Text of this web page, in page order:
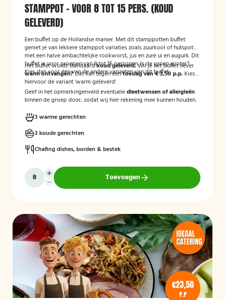
STAMPPOT - VOOR 8 TOT 15 PERS. (KOUD
GELEVERD)
Een buffet op de Hollandse manier. Met dit stamppotten buffet
geniet je van lekkere stamppot variaties zoals zuurkool of hutspot
met een halve ambachtelijke rookworst, jus en zure ui en augurk. Dit
buffet is voor groepen van 8 tot 15 personen. Is de groep groter?
Kies dan voor één van de andere varianten van dit buffet.
Het buffet wordt standaardkoud geleverd.Wil je het buffet liever
warm ontvangen?Dat kan tegen eentoeslag van € 3,50 p.p. Kies
hiervoor de variant 'warm geleverd'.
Geef in het opmerkingenveld eventueledieetwensen of allergieën
binnen de groep door, zodat wij hier rekening mee kunnen houden.
3 warme gerechten
3 koude gerechten
Chafing dishes, borden & bestek
Toevoegen
€23,50
P.P